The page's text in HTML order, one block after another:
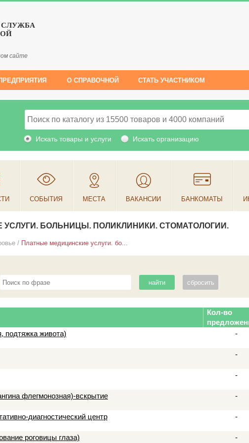
СЛУЖБА
сайте
О СПРАВОЧНОЙ СТАТЬ УЧАСТНИКОМ
Искать товары и услуги Искать организацию
СОБЫТИЯ МЕСТА ВАКАНСИИ БАНКОМАТЫ
БОЛЬНИЦЫ. ПОЛИКЛИНИКИ. СТОМАТОЛОГИИ.
/ Платные медицинские услуги. бо...
Кол-во
подтяжка живота)
-
-
-
флегмонозная)-вскрытие -
диагностический центр -
роговицы глаза) -